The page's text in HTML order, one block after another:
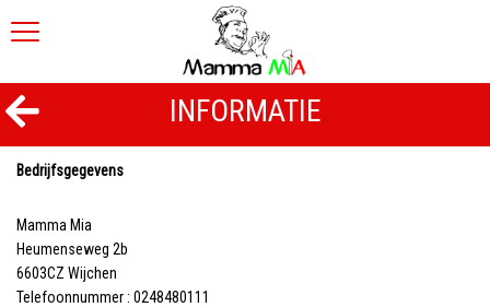
INFORMATIE
Bedrijfsgegevens
Mamma Mia
Heumenseweg 2b
6603CZ Wijchen
Telefoonnummer : 0248480111